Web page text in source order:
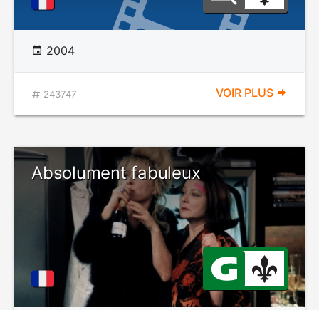
2004
243747 VOIR PLUS
Absolument fabuleux